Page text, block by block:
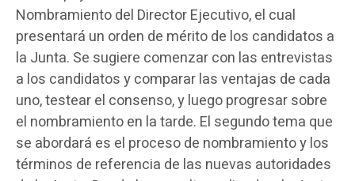
Nombramiento del Director Ejecutivo, el cual
presentará un orden de mérito de los candidatos a
la Junta. Se sugiere comenzar con las entrevistas
a los candidatos y comparar las ventajas de cada
uno, testear el consenso, y luego progresar sobre
el nombramiento en la tarde. El segundo tema que
se abordará es el proceso de nombramiento y los
términos de referencia de las nuevas autoridades